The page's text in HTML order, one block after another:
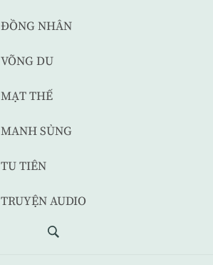
ĐỒNG NHÂN
VÕNG DU
MẠT THẾ
MANH SỦNG
TU TIÊN
TRUYỆN AUDIO